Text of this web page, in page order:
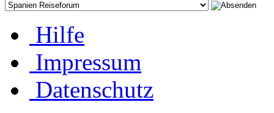
Hilfe
Impressum
Datenschutz